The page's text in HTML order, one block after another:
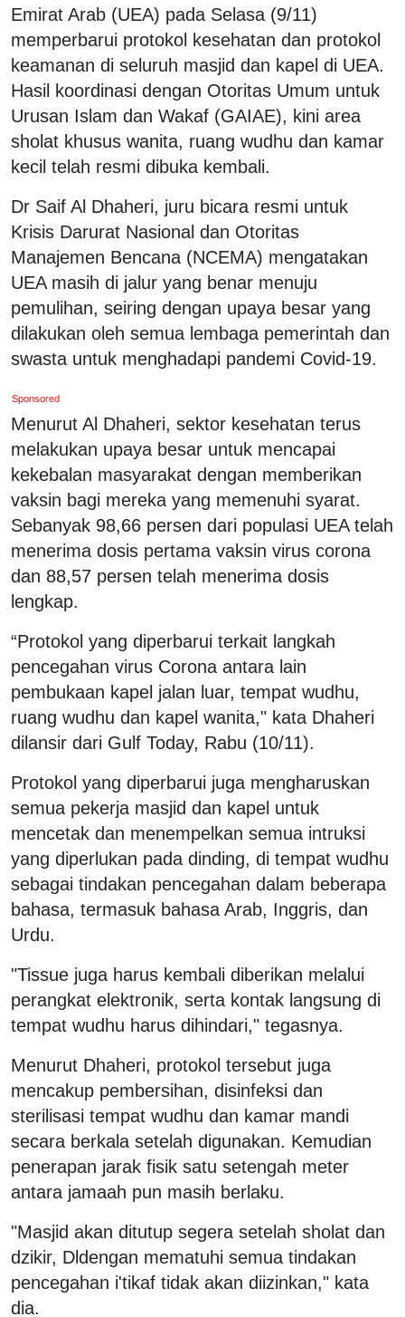
Emirat Arab (UEA) pada Selasa (9/11)
memperbarui protokol kesehatan dan protokol
keamanan di seluruh masjid dan kapel di UEA.
Hasil koordinasi dengan Otoritas Umum untuk
Urusan Islam dan Wakaf (GAIAE), kini area
sholat khusus wanita, ruang wudhu dan kamar
kecil telah resmi dibuka kembali.
Dr Saif Al Dhaheri, juru bicara resmi untuk
Krisis Darurat Nasional dan Otoritas
Manajemen Bencana (NCEMA) mengatakan
UEA masih di jalur yang benar menuju
pemulihan, seiring dengan upaya besar yang
dilakukan oleh semua lembaga pemerintah dan
swasta untuk menghadapi pandemi Covid-19.
Sponsored
Menurut Al Dhaheri, sektor kesehatan terus
melakukan upaya besar untuk mencapai
kekebalan masyarakat dengan memberikan
vaksin bagi mereka yang memenuhi syarat.
Sebanyak 98,66 persen dari populasi UEA telah
menerima dosis pertama vaksin virus corona
dan 88,57 persen telah menerima dosis
lengkap.
“Protokol yang diperbarui terkait langkah
pencegahan virus Corona antara lain
pembukaan kapel jalan luar, tempat wudhu,
ruang wudhu dan kapel wanita," kata Dhaheri
dilansir dari Gulf Today, Rabu (10/11).
Protokol yang diperbarui juga mengharuskan
semua pekerja masjid dan kapel untuk
mencetak dan menempelkan semua intruksi
yang diperlukan pada dinding, di tempat wudhu
sebagai tindakan pencegahan dalam beberapa
bahasa, termasuk bahasa Arab, Inggris, dan
Urdu.
"Tissue juga harus kembali diberikan melalui
perangkat elektronik, serta kontak langsung di
tempat wudhu harus dihindari," tegasnya.
Menurut Dhaheri, protokol tersebut juga
mencakup pembersihan, disinfeksi dan
sterilisasi tempat wudhu dan kamar mandi
secara berkala setelah digunakan. Kemudian
penerapan jarak fisik satu setengah meter
antara jamaah pun masih berlaku.
"Masjid akan ditutup segera setelah sholat dan
dzikir, Dldengan mematuhi semua tindakan
pencegahan i'tikaf tidak akan diizinkan," kata
dia.